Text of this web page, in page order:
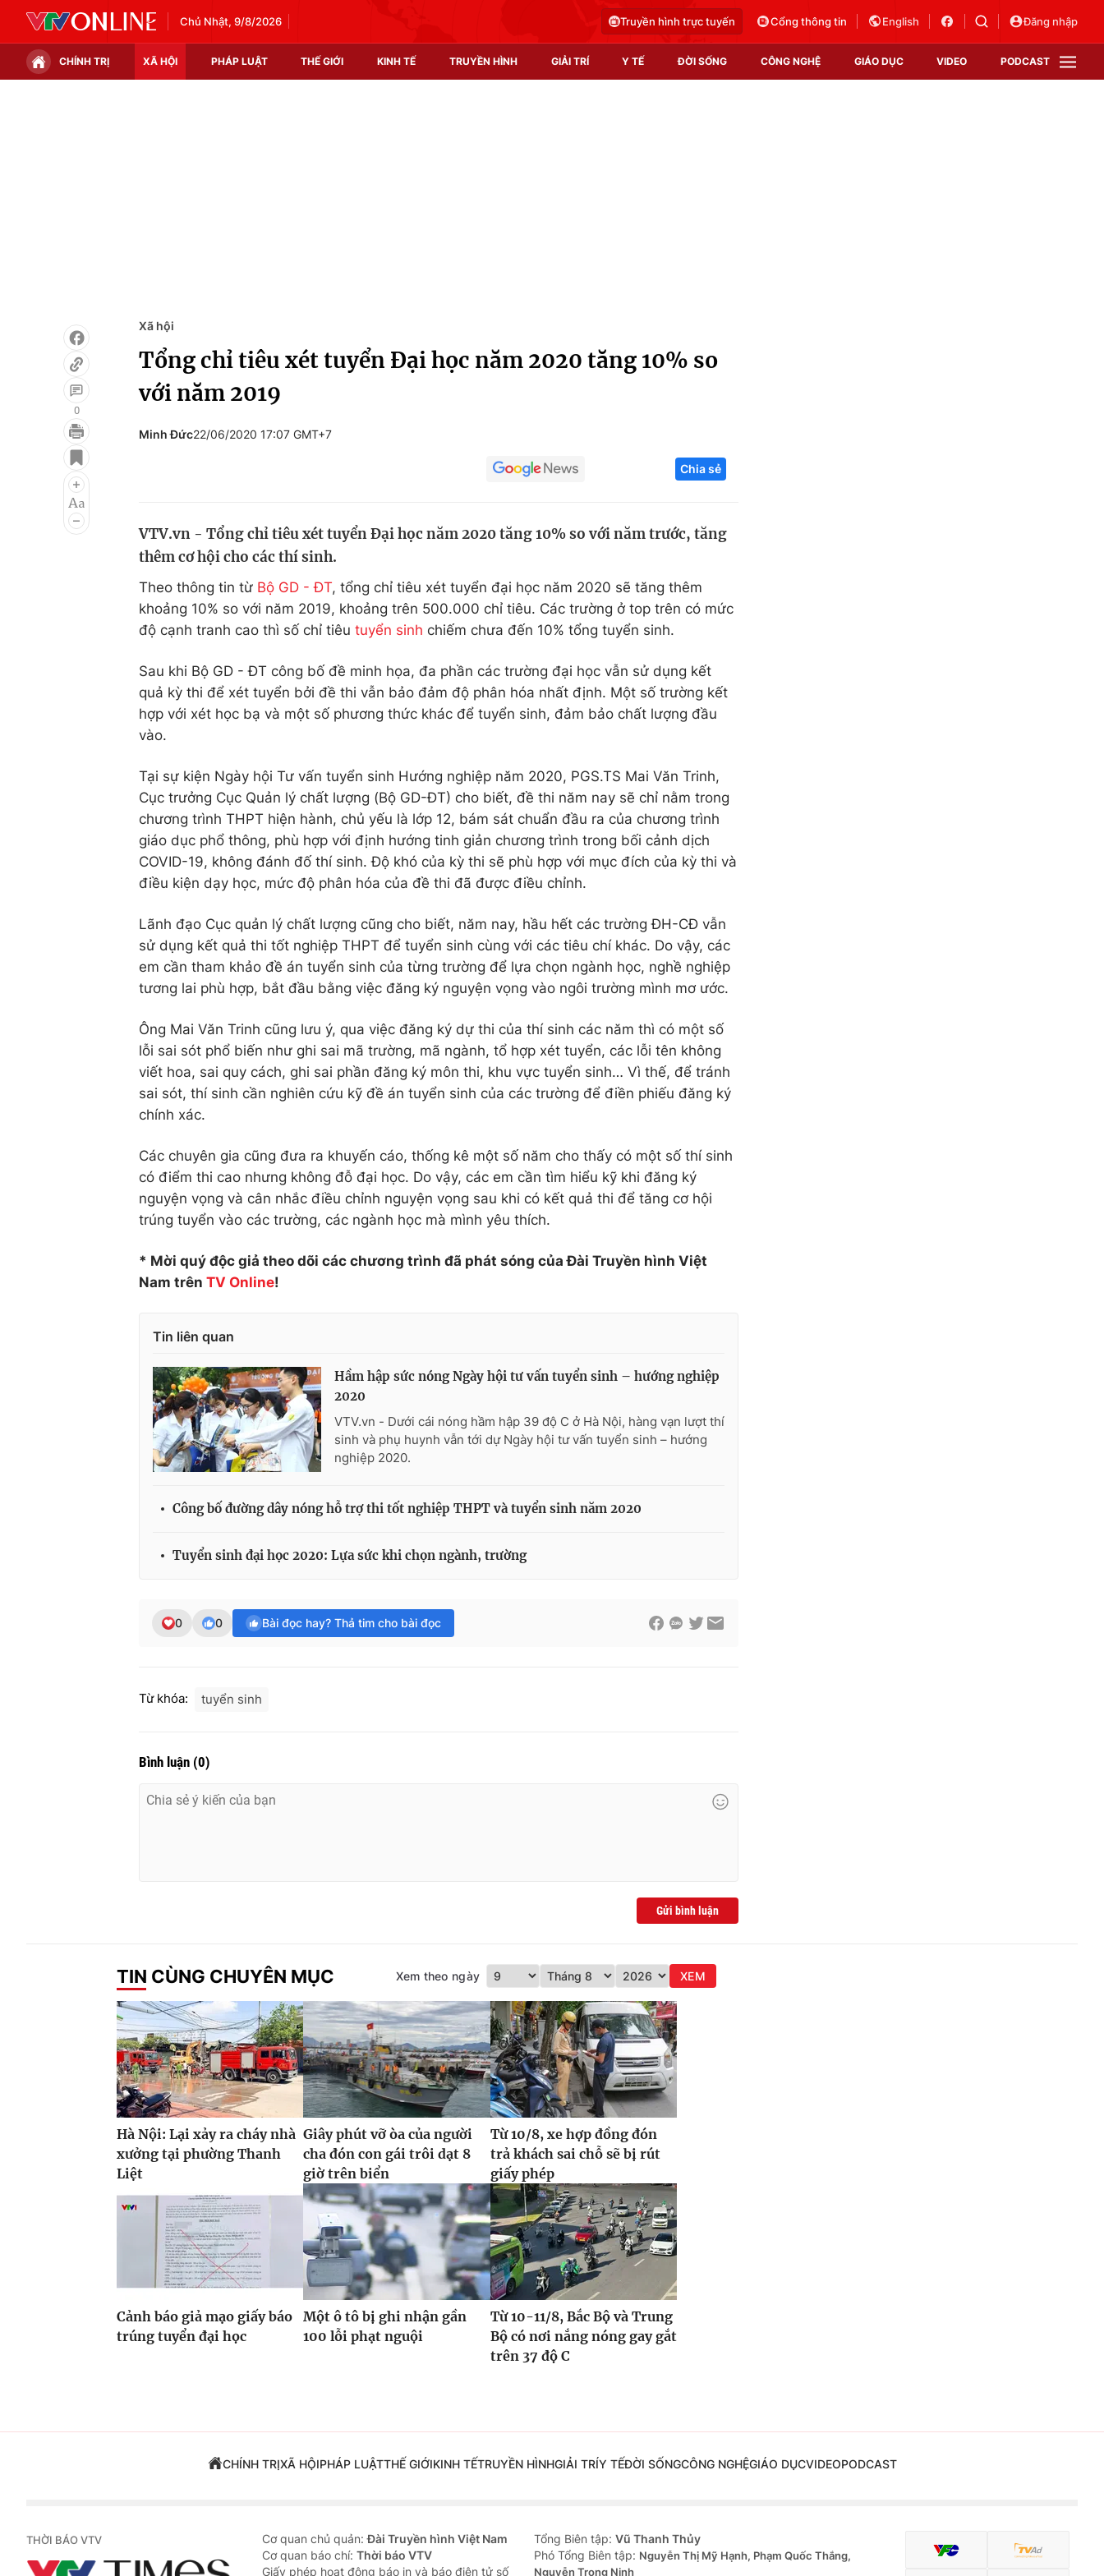
Chủ Nhật, 9/8/2026 Truyền hình trực tuyến Cổng thông tin English Đăng nhập
CHÍNH TRỊ XÃ HỘI PHÁP LUẬT THẾ GIỚI KINH TẾ TRUYỀN HÌNH GIẢI TRÍ Y TẾ ĐỜI SỐNG CÔNG NGHỆ GIÁO DỤC VIDEO PODCAST
Infographic
Điện ảnh
Âm nhạc
Chất lượng cuộc sống
Tuyển sinh
Hitech Công nghệ tương lai
Thị trường
0
Xã hội
Tổng chỉ tiêu xét tuyển Đại học năm 2020 tăng 10% so
với năm 2019
Minh Đức22/06/2020 17:07 GMT+7
Chia sẻ
VTV.vn - Tổng chỉ tiêu xét tuyển Đại học năm 2020 tăng 10% so với năm trước, tăng
thêm cơ hội cho các thí sinh.
Theo thông tin từ Bộ GD - ĐT, tổng chỉ tiêu xét tuyển đại học năm 2020 sẽ tăng thêm
khoảng 10% so với năm 2019, khoảng trên 500.000 chỉ tiêu. Các trường ở top trên có mức
độ cạnh tranh cao thì số chỉ tiêu tuyển sinh chiếm chưa đến 10% tổng tuyển sinh.
Sau khi Bộ GD - ĐT công bố đề minh họa, đa phần các trường đại học vẫn sử dụng kết
quả kỳ thi để xét tuyển bởi đề thi vẫn bảo đảm độ phân hóa nhất định. Một số trường kết
hợp với xét học bạ và một số phương thức khác để tuyển sinh, đảm bảo chất lượng đầu
vào.
Tại sự kiện Ngày hội Tư vấn tuyển sinh Hướng nghiệp năm 2020, PGS.TS Mai Văn Trinh,
Cục trưởng Cục Quản lý chất lượng (Bộ GD-ĐT) cho biết, đề thi năm nay sẽ chỉ nằm trong
chương trình THPT hiện hành, chủ yếu là lớp 12, bám sát chuẩn đầu ra của chương trình
giáo dục phổ thông, phù hợp với định hướng tinh giản chương trình trong bối cảnh dịch
COVID-19, không đánh đố thí sinh. Độ khó của kỳ thi sẽ phù hợp với mục đích của kỳ thi và
điều kiện dạy học, mức độ phân hóa của đề thi đã được điều chỉnh.
Lãnh đạo Cục quản lý chất lượng cũng cho biết, năm nay, hầu hết các trường ĐH-CĐ vẫn
sử dụng kết quả thi tốt nghiệp THPT để tuyển sinh cùng với các tiêu chí khác. Do vậy, các
em cần tham khảo đề án tuyển sinh của từng trường để lựa chọn ngành học, nghề nghiệp
tương lai phù hợp, bắt đầu bằng việc đăng ký nguyện vọng vào ngôi trường mình mơ ước.
Ông Mai Văn Trinh cũng lưu ý, qua việc đăng ký dự thi của thí sinh các năm thì có một số
lỗi sai sót phổ biến như ghi sai mã trường, mã ngành, tổ hợp xét tuyển, các lỗi tên không
viết hoa, sai quy cách, ghi sai phần đăng ký môn thi, khu vực tuyển sinh… Vì thế, để tránh
sai sót, thí sinh cần nghiên cứu kỹ đề án tuyển sinh của các trường để điền phiếu đăng ký
chính xác.
Các chuyên gia cũng đưa ra khuyến cáo, thống kê một số năm cho thấy có một số thí sinh
có điểm thi cao nhưng không đỗ đại học. Do vậy, các em cần tìm hiểu kỹ khi đăng ký
nguyện vọng và cân nhắc điều chỉnh nguyện vọng sau khi có kết quả thi để tăng cơ hội
trúng tuyển vào các trường, các ngành học mà mình yêu thích.
* Mời quý độc giả theo dõi các chương trình đã phát sóng của Đài Truyền hình Việt
Nam trên TV Online!
Tin liên quan
Hầm hập sức nóng Ngày hội tư vấn tuyển sinh – hướng nghiệp
2020
VTV.vn - Dưới cái nóng hầm hập 39 độ C ở Hà Nội, hàng vạn lượt thí
sinh và phụ huynh vẫn tới dự Ngày hội tư vấn tuyển sinh – hướng
nghiệp 2020.
Công bố đường dây nóng hỗ trợ thi tốt nghiệp THPT và tuyển sinh năm 2020
Tuyển sinh đại học 2020: Lựa sức khi chọn ngành, trường
0 0 Bài đọc hay? Thả tim cho bài đọc
Từ khóa: tuyển sinh
Bình luận (0)
Gửi bình luận
TIN CÙNG CHUYÊN MỤC Xem theo ngày XEM
Hà Nội: Lại xảy ra cháy nhà
xưởng tại phường Thanh
Liệt
Giây phút vỡ òa của người
cha đón con gái trôi dạt 8
giờ trên biển
Từ 10/8, xe hợp đồng đón
trả khách sai chỗ sẽ bị rút
giấy phép
Cảnh báo giả mạo giấy báo
trúng tuyển đại học
Một ô tô bị ghi nhận gần
100 lỗi phạt nguội
Từ 10-11/8, Bắc Bộ và Trung
Bộ có nơi nắng nóng gay gắt
trên 37 độ C
CHÍNH TRỊXÃ HỘIPHÁP LUẬTTHẾ GIỚIKINH TẾTRUYỀN HÌNHGIẢI TRÍY TẾĐỜI SỐNGCÔNG NGHỆGIÁO DỤCVIDEOPODCAST
THỜI BÁO VTV Cơ quan chủ quản:Đài Truyền hình Việt Nam
Cơ quan báo chí: Thời báo VTV
Giấy phép hoạt động báo in và báo điện tử số
Tổng Biên tập: Vũ Thanh Thủy
Phó Tổng Biên tập: Nguyễn Thị Mỹ Hạnh, Phạm Quốc Thắng,
Nguyễn Trọng Ninh